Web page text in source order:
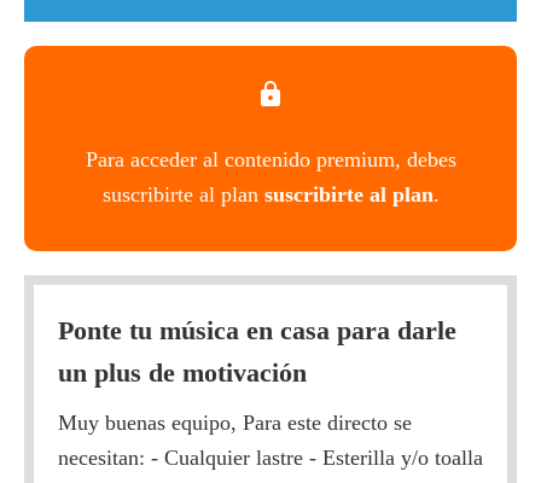
Para acceder al contenido premium, debes
suscribirte al plan suscribirte al plan.
Ponte tu música en casa para darle
un plus de motivación
Muy buenas equipo, Para este directo se
necesitan: - Cualquier lastre - Esterilla y/o toalla